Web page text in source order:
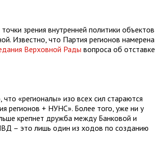
зрения внутренней политики объектов
Известно, что Партия регионов намерена
Верховной Рады вопроса об отставке
«регионалы» изо всех сил стараются
регионов + НУНС». Более того, уже ни у
крепнет дружба между Банковой и
– это лишь один из ходов по созданию